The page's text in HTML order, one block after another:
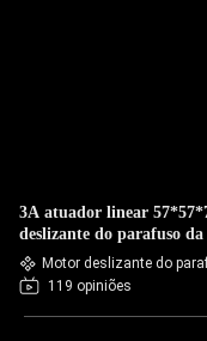
3A atuador linear
deslizante do parafuso
Motor deslizante do
119 opiniões